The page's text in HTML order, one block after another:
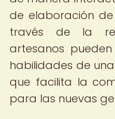
de elaboración
través de la
artesanos
habilidades de
que facilita la
para las nuevas